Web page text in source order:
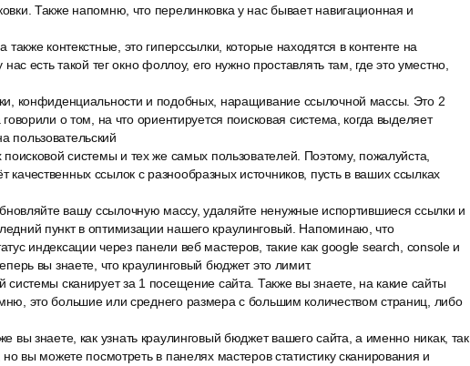
Также напомню, что перелинковка у нас бывает навигационная и
контекстные, это гиперссылки, которые находятся в контенте на
есть такой тег окно фоллоу, его нужно проставлять там, где это уместно,
конфиденциальности и подобных, наращивание ссылочной массы. Это 2
о том, на что ориентируется поисковая система, когда выделяет
пользовательский
системы и тех же самых пользователей. Поэтому, пожалуйста,
ссылок с разнообразных источников, пусть в ваших ссылках
вашу ссылочную массу, удаляйте ненужные испортившиеся ссылки и
пункт в оптимизации нашего краулинговый. Напоминаю, что
индексации через панели веб мастеров, такие как google search, console и
вы знаете, что краулинговый бюджет это лимит.
системы сканирует за 1 посещение сайта. Также вы знаете, на какие сайты
это большие или среднего размера с большим количеством страниц, либо
вы знаете, как узнать краулинговый бюджет вашего сайта, а именно никак, так
вы можете посмотреть в панелях мастеров статистику сканирования и